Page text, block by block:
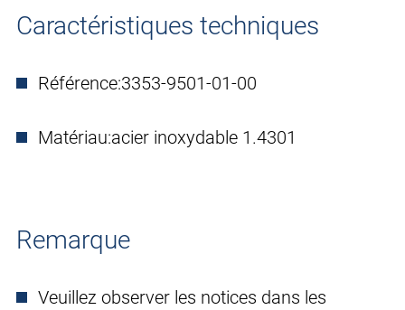
Caractéristiques techniques
Référence:3353-9501-01-00
Matériau:acier inoxydable 1.4301
Remarque
Veuillez observer les notices dans les